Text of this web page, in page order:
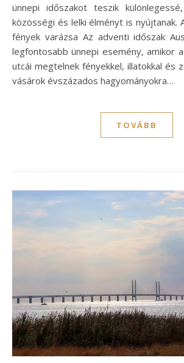
ünnepi időszakot teszik
közösségi és lelki élményt is nyújtanak.
fények varázsa Az adventi időszak
legfontosabb ünnepi esemény, amikor
utcái megtelnek fényekkel, illatokkal és
vásárok évszázados hagyományokra…
TOVÁBB